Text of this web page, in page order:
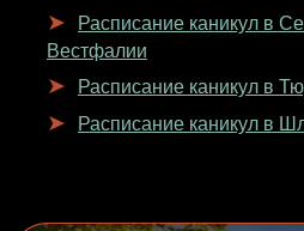
Расписание каникул в
Вестфалии
Расписание каникул в
Расписание каникул в